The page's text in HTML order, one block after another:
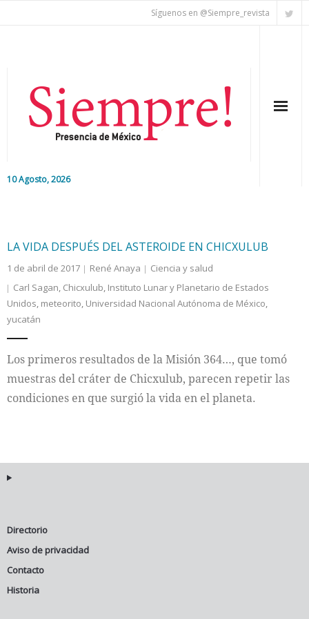
Síguenos en @Siempre_revista
10 Agosto, 2026
Nacional
Colaboradores
Cultura
LA VIDA DESPUÉS DEL ASTEROIDE EN CHICXULUB
1 de abril de 2017 René Anaya
Ciencia y salud
Carl Sagan, Chicxulub, Instituto Lunar y Planetario de Estados
Unidos, meteorito, Universidad Nacional Autónoma de México,
yucatán
Los primeros resultados de la Misión 364…, que tomó
muestras del cráter de Chicxulub, parecen repetir las
condiciones en que surgió la vida en el planeta.
Directorio
Aviso de privacidad
Contacto
Historia